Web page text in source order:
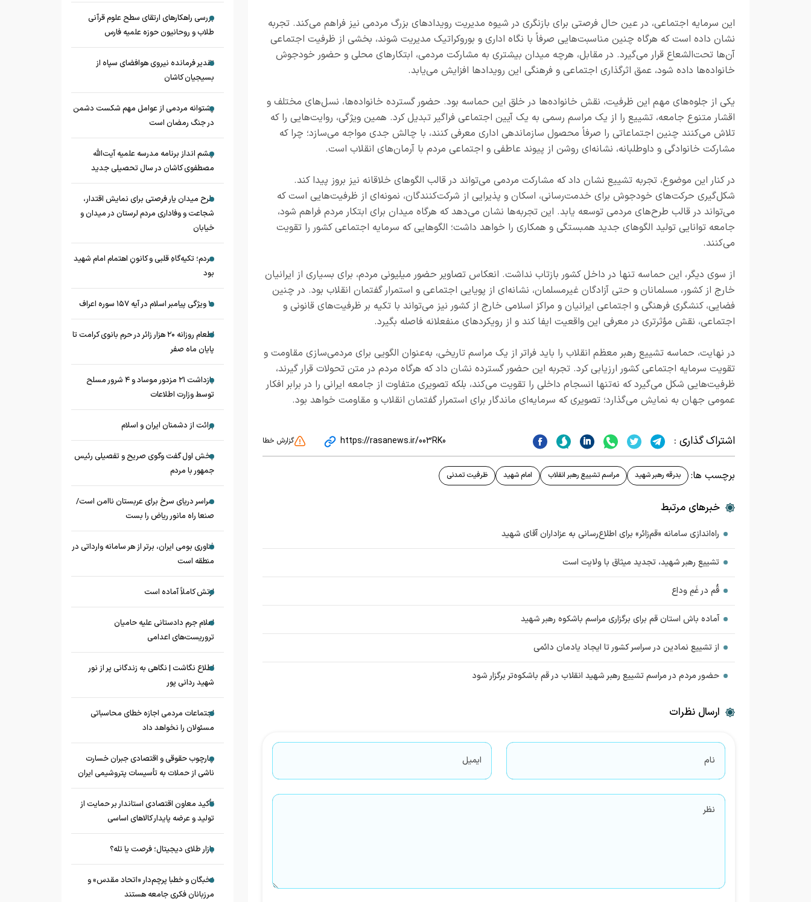
این سرمایه اجتماعی، در عین حال فرصتی برای بازنگری در شیوه مدیریت رویدادهای بزرگ مردمی نیز فراهم می‌کند. تجربه
نشان داده است که هرگاه چنین مناسبت‌هایی صرفاً با نگاه اداری و بوروکراتیک مدیریت شوند، بخشی از ظرفیت اجتماعی
آن‌ها تحت‌الشعاع قرار می‌گیرد. در مقابل، هرچه میدان بیشتری به مشارکت مردمی، ابتکارهای محلی و حضور خودجوش
خانواده‌ها داده شود، عمق اثرگذاری اجتماعی و فرهنگی این رویدادها افزایش می‌یابد.
یکی از جلوه‌های مهم این ظرفیت، نقش خانواده‌ها در خلق این حماسه بود. حضور گسترده خانواده‌ها، نسل‌های مختلف و
اقشار متنوع جامعه، تشییع را از یک مراسم رسمی به یک آیین اجتماعی فراگیر تبدیل کرد. همین ویژگی، روایت‌هایی را که
تلاش می‌کنند چنین اجتماعاتی را صرفاً محصول سازماندهی اداری معرفی کنند، با چالش جدی مواجه می‌سازد؛ چرا که
مشارکت خانوادگی و داوطلبانه، نشانه‌ای روشن از پیوند عاطفی و اجتماعی مردم با آرمان‌های انقلاب است.
در کنار این موضوع، تجربه تشییع نشان داد که مشارکت مردمی می‌تواند در قالب الگوهای خلاقانه نیز بروز پیدا کند.
شکل‌گیری حرکت‌های خودجوش برای خدمت‌رسانی، اسکان و پذیرایی از شرکت‌کنندگان، نمونه‌ای از ظرفیت‌هایی است که
می‌تواند در قالب طرح‌های مردمی توسعه یابد. این تجربه‌ها نشان می‌دهد که هرگاه میدان برای ابتکار مردم فراهم شود،
جامعه توانایی تولید الگوهای جدید همبستگی و همکاری را خواهد داشت؛ الگوهایی که سرمایه اجتماعی کشور را تقویت
می‌کنند.
از سوی دیگر، این حماسه تنها در داخل کشور بازتاب نداشت. انعکاس تصاویر حضور میلیونی مردم، برای بسیاری از ایرانیان
خارج از کشور، مسلمانان و حتی آزادگان غیرمسلمان، نشانه‌ای از پویایی اجتماعی و استمرار گفتمان انقلاب بود. در چنین
فضایی، کنشگری فرهنگی و اجتماعی ایرانیان و مراکز اسلامی خارج از کشور نیز می‌تواند با تکیه بر ظرفیت‌های قانونی و
اجتماعی، نقش مؤثرتری در معرفی این واقعیت ایفا کند و از رویکردهای منفعلانه فاصله بگیرد.
در نهایت، حماسه تشییع رهبر معظم انقلاب را باید فراتر از یک مراسم تاریخی، به‌عنوان الگویی برای مردمی‌سازی مقاومت و
تقویت سرمایه اجتماعی کشور ارزیابی کرد. تجربه این حضور گسترده نشان داد که هرگاه مردم در متن تحولات قرار گیرند،
ظرفیت‌هایی شکل می‌گیرد که نه‌تنها انسجام داخلی را تقویت می‌کند، بلکه تصویری متفاوت از جامعه ایرانی را در برابر افکار
عمومی جهان به نمایش می‌گذارد؛ تصویری که سرمایه‌ای ماندگار برای استمرار گفتمان انقلاب و مقاومت خواهد بود.
اشتراک گذاری : https://rasanews.ir/003RK0 گزارش خطا
برچسب ها: بدرقه رهبر شهید مراسم تشییع رهبر انقلاب امام شهید ظرفیت تمدنی
خبرهای مرتبط
راه‌اندازی سامانه «قم‌زائر» برای اطلاع‌رسانی به عزاداران آقای شهید
تشییع رهبر شهید، تجدید میثاق با ولایت است
قُم در غَمِ وداع
آماده باش استان قم برای برگزاری مراسم باشکوه رهبر شهید
از تشییع نمادین در سراسر کشور تا ایجاد یادمان دائمی
حضور مردم در مراسم تشییع رهبر شهید انقلاب در قم باشکوه‌تر برگزار شود
ارسال نظرات
بررسی راهکارهای ارتقای سطح علوم قرآنی
طلاب و روحانیون حوزه علمیه فارس
تقدیر فرمانده نیروی هوافضای سپاه از
بسیجیان کاشان
پشتوانه مردمی از عوامل مهم شکست دشمن
در جنگ رمضان است
چشم‌ انداز برنامه مدرسه علمیه آیت‌الله
مصطفوی کاشان در سال تحصیلی جدید
طرح میدان یار فرصتی برای نمایش اقتدار،
شجاعت و وفاداری مردم لرستان در میدان و
خیابان
مردم؛ تکیه‌گاهِ قلبی و کانونِ اهتمام امام شهید
بود
۱۰ ویژگی پیامبر اسلام در آیه ۱۵۷ سوره اعراف
اطعام روزانه ۲۰ هزار زائر در حرم بانوی کرامت تا
پایان ماه صفر
بازداشت ۲۱ مزدور موساد و ۴ شرور مسلح
توسط وزارت اطلاعات
برائت از دشمنان ایران و اسلام
بخش اول گفت وگوی صریح و تفصیلی رئیس
جمهور با مردم
سراسر دریای سرخ برای عربستان ناامن است/
صنعا راه مانور ریاض را بست
فناوری بومی ایران، برتر از هر سامانه وارداتی در
منطقه است
ارتش کاملاً آماده است
اعلام جرم دادستانی علیه حامیان
تروریست‌های اعدامی
اطلاع نگاشت | نگاهی به زندگانی پر از نور
شهید ردانی پور
اجتماعات مردمی اجازه خطای محاسباتی
مسئولان را نخواهد داد
چارچوب حقوقی و اقتصادی جبران خسارت
ناشی از حملات به تأسیسات پتروشیمی ایران
تأکید معاون اقتصادی استاندار بر حمایت از
تولید و عرضه پایدار کالاهای اساسی
بازار طلای دیجیتال؛ فرصت یا تله؟
نخبگان و خطبا پرچم‌دار «اتحاد مقدس» و
مرزبانان فکری جامعه هستند